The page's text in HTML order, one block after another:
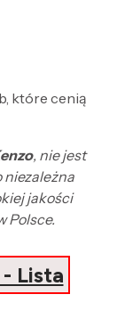
które cenią
, nie jest
niezależna
jakości
Polsce.
Lista